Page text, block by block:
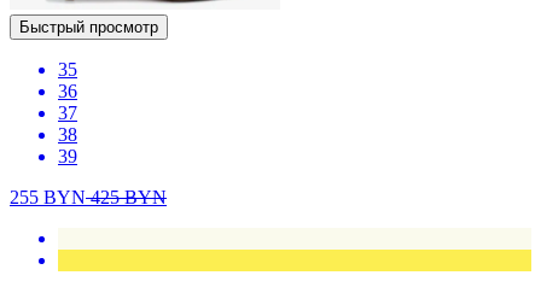
Быстрый просмотр
35
36
37
38
39
255 BYN425BYN